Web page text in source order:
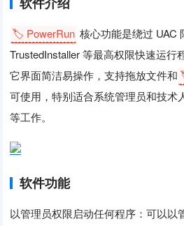
🏷️ PowerRun 核心功能是绕过 UAC
TrustedInstaller 等最高权限快速运行
它界面简洁易操作，支持拖放文件和
可使用，特别适合系统管理员和技术
等工作。
软件功能
以管理员权限启动任何程序：可以以